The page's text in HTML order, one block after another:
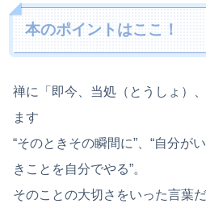
本のポイントはここ！
禅に「即今、当処（とうしょ）
ます
“そのときその瞬間に”、“自分が
きことを自分でやる”。
そのことの大切さをいった言葉